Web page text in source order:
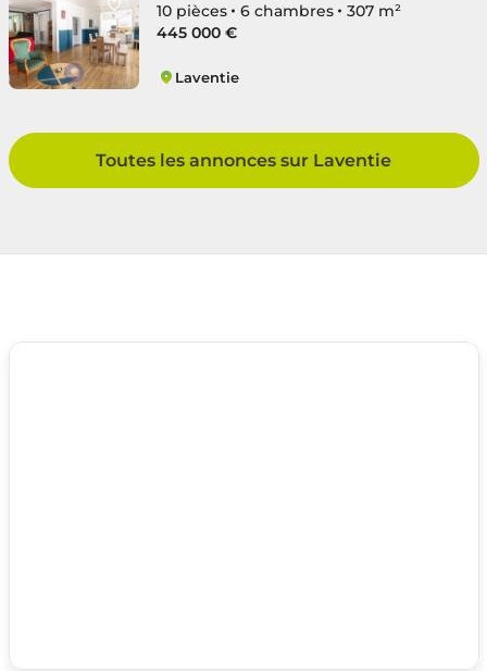
10 pièces
6 chambres
307 m²
445 000 €
Laventie
Toutes les annonces sur Laventie